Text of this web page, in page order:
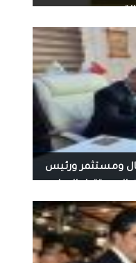
ومستثمر ورئيس
و‏‏‏مدير عام ومالك
شركة مستقبل الاخوة